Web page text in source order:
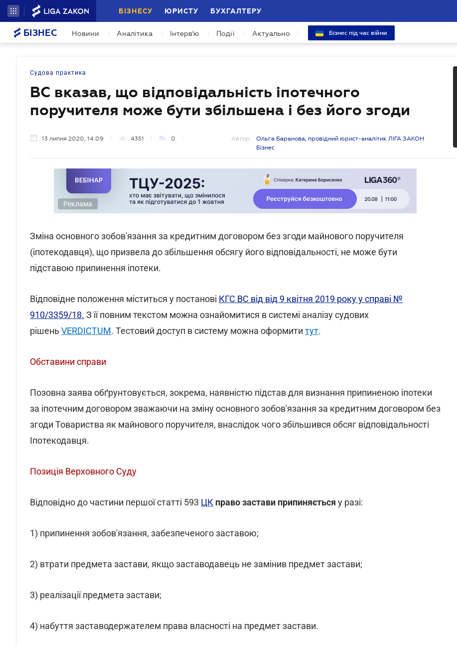
БІЗНЕСУ ЮРИСТУ БУХГАЛТЕРУ
БІЗНЕС Новини Аналітика Інтерв'ю Події Актуально Бізнес під час війни
Судова практика
ВС вказав, що відповідальність іпотечного
поручителя може бути збільшена і без його згоди
13 липня 2020, 14:09 4351 0 Автор:
Ольга Баранова, провідний юрист-аналітик ЛІГА:ЗАКОН
Бізнес
Реклама
Зміна основного зобов'язання за кредитним договором без згоди майнового поручителя
(іпотекодавця), що призвела до збільшення обсягу його відповідальності, не може бути
підставою припинення іпотеки.
Відповідне положення міститься у постанові КГС ВС від від 9 квітня 2019 року у справі №
910/3359/18. З її повним текстом можна ознайомитися в системі аналізу судових
рішень VERDICTUM. Тестовий доступ в систему можна оформити тут.
Обставини справи
Позовна заява обґрунтовується, зокрема, наявністю підстав для визнання припиненою іпотеки
за іпотечним договором зважаючи на зміну основного зобов'язання за кредитним договором без
згоди Товариства як майнового поручителя, внаслідок чого збільшився обсяг відповідальності
Іпотекодавця.
Позиція Верховного Суду
Відповідно до частини першої статті 593 ЦК право застави припиняється у разі:
1) припинення зобов'язання, забезпеченого заставою;
2) втрати предмета застави, якщо заставодавець не замінив предмет застави;
3) реалізації предмета застави;
4) набуття заставодержателем права власності на предмет застави.